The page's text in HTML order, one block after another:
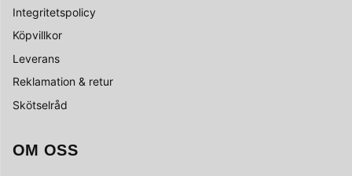
Integritetspolicy
Köpvillkor
Leverans
Reklamation & retur
Skötselråd
OM OSS